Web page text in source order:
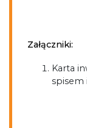
Załączniki:
Karta
spisem